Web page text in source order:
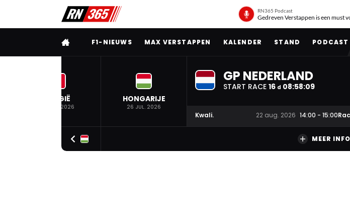
RN365 Podcast
Gedreven Verstappen is een must
VOLLEDIG MENU
F1-NIEUWS MAX VERSTAPPEN KALENDER STAND PODCAST
BELGIË
19 JUL. 2026
HONGARIJE
26 JUL. 2026
GP NEDERLAND
START RACE 16 d 08:58:08
Kwali. 22 aug. 2026 14:00 - 15:00
MEER